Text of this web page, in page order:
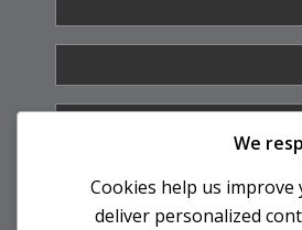
We
Cookies help us improve
deliver personalized